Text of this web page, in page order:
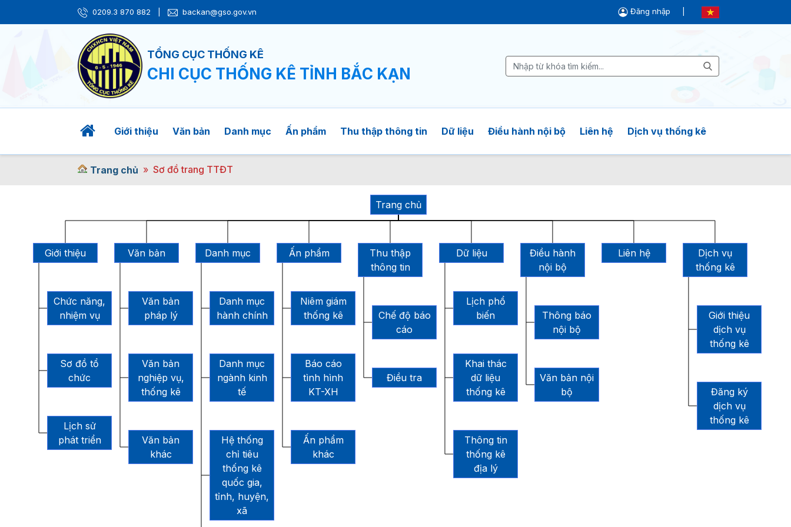
0209.3 870 882 backan@gso.gov.vn Đăng nhập
TỔNG CỤC THỐNG KÊ
CHI CỤC THỐNG KÊ TỈNH BẮC KẠN
Giới thiệu Văn bản Danh mục Ấn phẩm Thu thập thông tin Dữ liệu Điều hành nội bộ Liên hệ Dịch vụ thống kê
Trang chủ Sơ đồ trang TTĐT
Trang chủ
Giới thiệu
Chức năng,
nhiệm vụ
Sơ đồ tổ
chức
Lịch sử
phát triển
Văn bản
Văn bản
pháp lý
Văn bản
nghiệp vụ,
thống kê
Văn bản
khác
Danh mục
Danh mục
hành chính
Danh mục
ngành kinh
tế
Hệ thống
chỉ tiêu
thống kê
quốc gia,
tỉnh, huyện,
xã
Ấn phẩm
Niêm giám
thống kê
Báo cáo
tình hình
KT-XH
Ấn phẩm
khác
Thu thập
thông tin
Chế độ báo
cáo
Điều tra
Dữ liệu
Lịch phổ
biến
Khai thác
dữ liệu
thống kê
Thông tin
thống kê
địa lý
Điều hành
nội bộ
Thông báo
nội bộ
Văn bản nội
bộ
Liên hệ
Dịch vụ
thống kê
Giới thiệu
dịch vụ
thống kê
Đăng ký
dịch vụ
thống kê